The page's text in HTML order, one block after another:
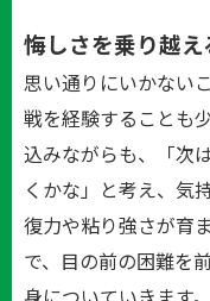
悔しさを乗り越え
思い通りにいかない
戦を経験することも
込みながらも、「次
くかな」と考え、気
復力や粘り強さが育
で、目の前の困難を